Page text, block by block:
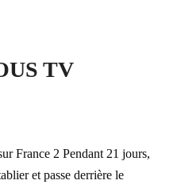
TV
France 2 Pendant 21 jours,
et passe derrière le